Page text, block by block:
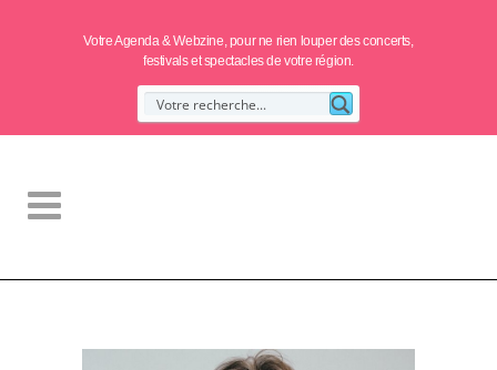
Votre Agenda & Webzine, pour ne rien louper des concerts,
festivals et spectacles de votre région.